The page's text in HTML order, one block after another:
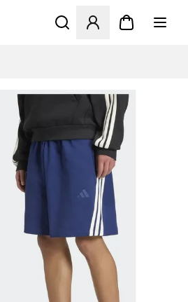
Åbner en Modal til at